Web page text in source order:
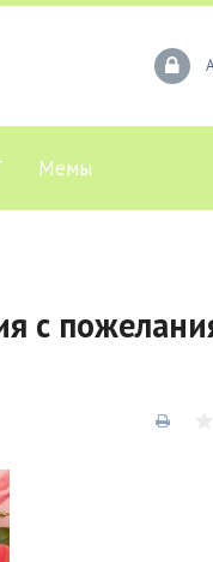
Мемы
с